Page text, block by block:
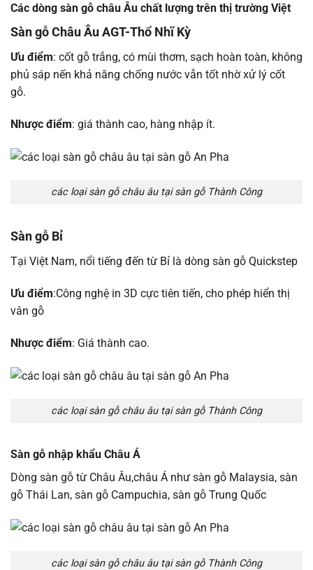
Các dòng sàn gỗ châu Âu chất lượng trên thị trường Việt
Sàn gỗ Châu Âu AGT-Thổ Nhĩ Kỳ
Ưu điểm: cốt gỗ trắng, có mùi thơm, sạch hoàn toàn, không
phủ sáp nến khả năng chống nước vẫn tốt nhờ xử lý cốt
gỗ.
Nhược điểm: giá thành cao, hàng nhập ít.
các loại sàn gỗ châu âu tại sàn gỗ Thành Công
Sàn gỗ Bỉ
Tại Việt Nam, nổi tiếng đến từ Bỉ là dòng sàn gỗ Quickstep
Ưu điểm:Công nghệ in 3D cực tiên tiến, cho phép hiển thị
vân gỗ
Nhược điểm: Giá thành cao.
các loại sàn gỗ châu âu tại sàn gỗ Thành Công
Sàn gỗ nhập khẩu Châu Á
Dòng sàn gỗ từ Châu Âu,châu Á như sàn gỗ Malaysia, sàn
gỗ Thái Lan, sàn gỗ Campuchia, sàn gỗ Trung Quốc
các loại sàn gỗ châu âu tại sàn gỗ Thành Công